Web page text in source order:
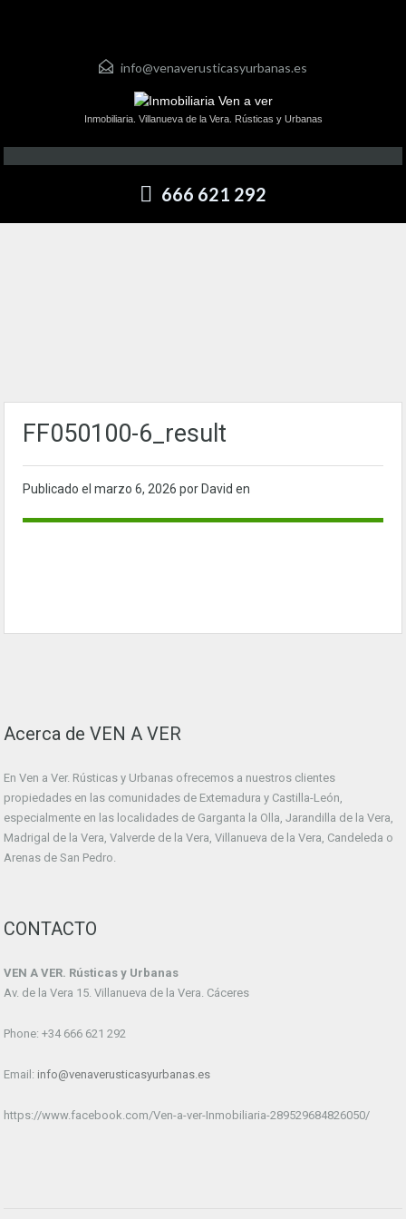
info@venaverusticasyurbanas.es
Inmobiliaria. Villanueva de la Vera. Rústicas y Urbanas
666 621 292
FF050100-6_result
Publicado el marzo 6, 2026 por David en
Acerca de VEN A VER
En Ven a Ver. Rústicas y Urbanas ofrecemos a nuestros clientes
propiedades en las comunidades de Extemadura y Castilla-León,
especialmente en las localidades de Garganta la Olla, Jarandilla de la Vera,
Madrigal de la Vera, Valverde de la Vera, Villanueva de la Vera, Candeleda o
Arenas de San Pedro.
CONTACTO
VEN A VER. Rústicas y Urbanas
Av. de la Vera 15. Villanueva de la Vera. Cáceres
Phone: +34 666 621 292
Email: info@venaverusticasyurbanas.es
https://www.facebook.com/Ven-a-ver-Inmobiliaria-289529684826050/